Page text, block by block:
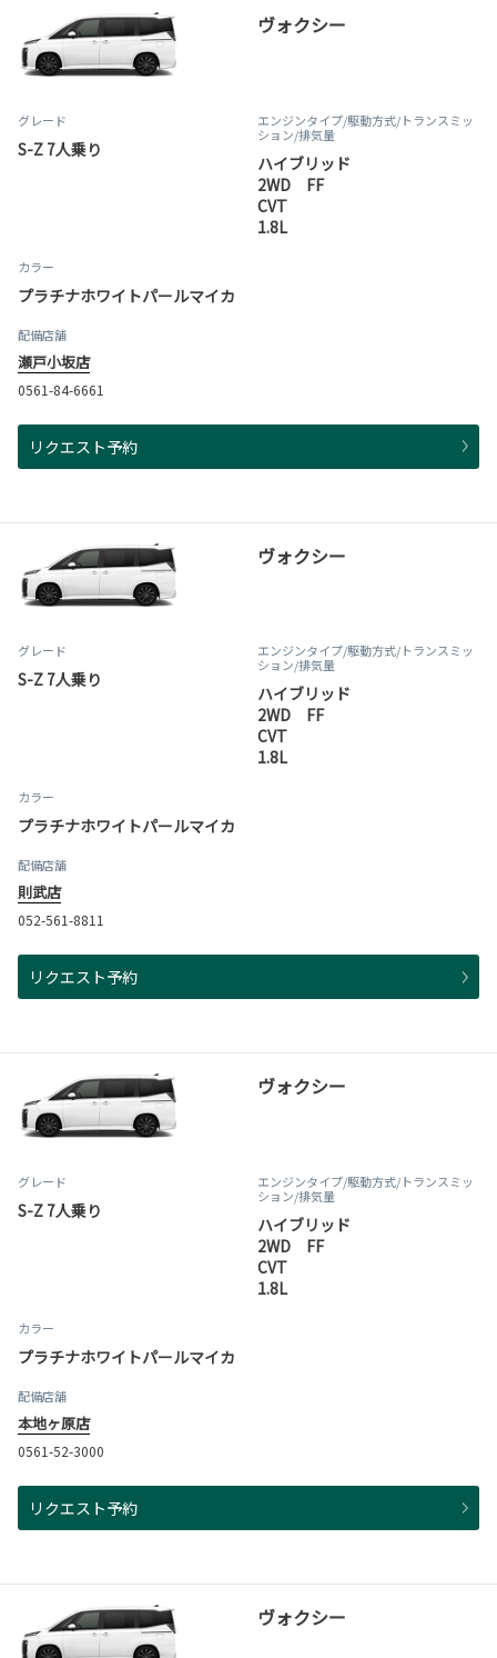
ヴォクシー
グレード
S-Z 7人乗り
エンジンタイプ/駆動方式/トランスミッ
ション/排気量
ハイブリッド
2WD FF
CVT
1.8L
カラー
プラチナホワイトパールマイカ
配備店舗
瀬戸小坂店
0561-84-6661
リクエスト予約
ヴォクシー
グレード
S-Z 7人乗り
エンジンタイプ/駆動方式/トランスミッ
ション/排気量
ハイブリッド
2WD FF
CVT
1.8L
カラー
プラチナホワイトパールマイカ
配備店舗
則武店
052-561-8811
リクエスト予約
ヴォクシー
グレード
S-Z 7人乗り
エンジンタイプ/駆動方式/トランスミッ
ション/排気量
ハイブリッド
2WD FF
CVT
1.8L
カラー
プラチナホワイトパールマイカ
配備店舗
本地ヶ原店
0561-52-3000
リクエスト予約
ヴォクシー